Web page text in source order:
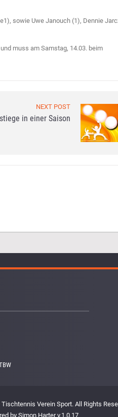
sowie Uwe Janouch (1), Dennie
muss am Samstag, 14.03. beim
NEXT POST
in einer Saison
Verein Sport. All Rights
by Simon Harter v.1.0.17